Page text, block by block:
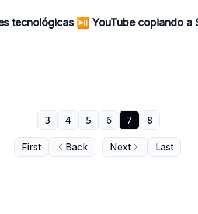
tecnológicas ⏯️ YouTube copiando a
First Back
3 4 5 6 7 8
Next Last